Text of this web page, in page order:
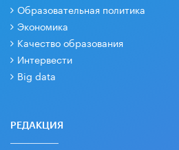
Образовательная политика
Экономика
Качество образования
Интервести
Big data
РЕДАКЦИЯ